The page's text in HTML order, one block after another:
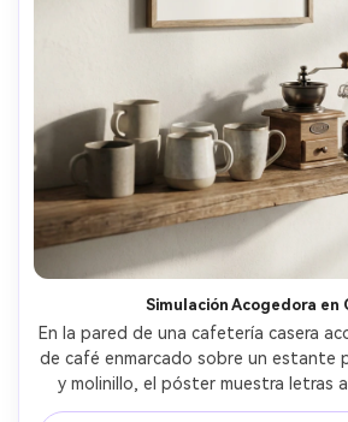
Simulación Acogedora en
En la pared de una cafetería casera
de café enmarcado sobre un estante
y molinillo, el póster muestra letras
"Coffee bar", paleta neutra, estilo